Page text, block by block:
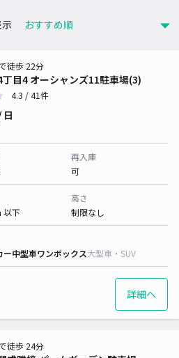
目4 オーシャンズ11駐車場(3)
徒歩 22分
4.3 / 41件
日
再入庫
可
以下
高さ
制限なし
ー中型車ワンボックス大型車・SUV
詳細へ
徒歩 24分